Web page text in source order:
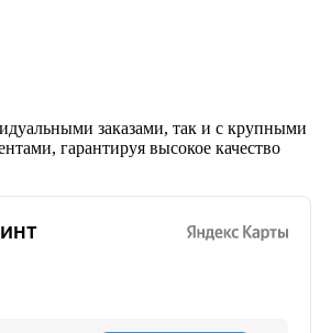
заказами, так и с крупными
гарантируя высокое качество